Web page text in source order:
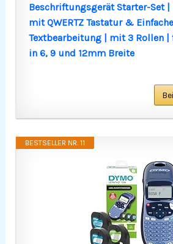
Beschriftungsgerät Starter-Set
mit QWERTZ Tastatur & Einfache
Textbearbeitung | mit 3 Rollen |
in 6, 9 und 12mm Breite
BESTSELLER NR. 11